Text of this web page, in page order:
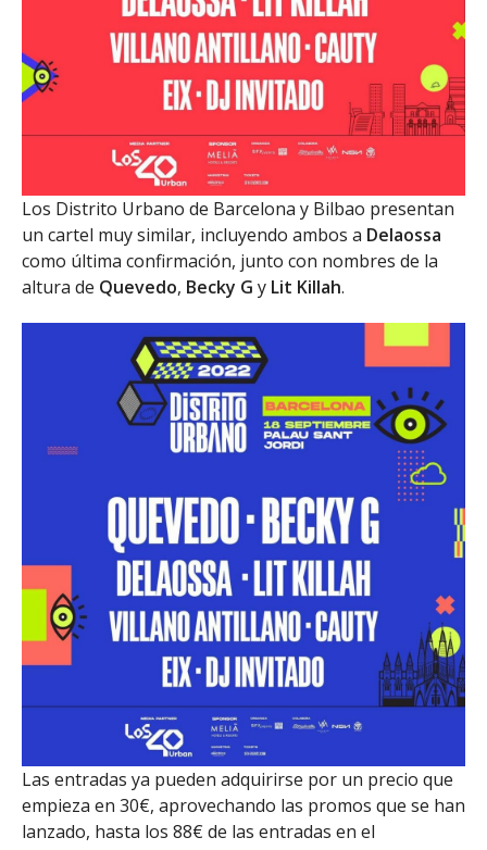
Los Distrito Urbano de Barcelona y Bilbao presentan
un cartel muy similar, incluyendo ambos a Delaossa
como última confirmación, junto con nombres de la
altura de Quevedo, Becky G y Lit Killah.
Las entradas ya pueden adquirirse por un precio que
empieza en 30€, aprovechando las promos que se han
lanzado, hasta los 88€ de las entradas en el